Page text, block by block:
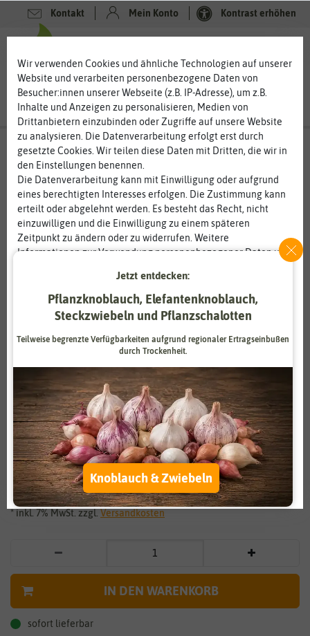
Kontakt Mein Konto Kontrast erhöhen
Vergrößern durch berühren
BIO Kopfsalat Attraktion
2,99 €
*
* inkl. 7% MwSt. zzgl.Versandkosten
IN DEN WARENKORB
sofort lieferbar
Wir verwenden Cookies und ähnliche Technologien auf unserer
Website und verarbeiten personenbezogene Daten von
Besucher:innen unserer Webseite (z.B. IP-Adresse), um z.B.
Inhalte und Anzeigen zu personalisieren, Medien von
Drittanbietern einzubinden oder Zugriffe auf unsere Website
zu analysieren. Die Datenverarbeitung erfolgt erst durch
gesetzte Cookies. Wir teilen diese Daten mit Dritten, die wir in
den Einstellungen benennen.
Die Datenverarbeitung kann mit Einwilligung oder aufgrund
eines berechtigten Interesses erfolgen. Die Zustimmung kann
erteilt oder abgelehnt werden. Es besteht das Recht, nicht
einzuwilligen und die Einwilligung zu einem späteren
Zeitpunkt zu ändern oder zu widerrufen. Weitere
Informationen zur Verwendung personenbezogener Daten und
Essenziell Statistik
Funktional
Weitere Einstellungen
Alle akzeptieren
Alle ablehnen
Auswahl akzeptieren
Jetzt entdecken:
Pflanzknoblauch, Elefantenknoblauch,
Steckzwiebeln und Pflanzschalotten
Teilweise begrenzte Verfügbarkeiten aufgrund regionaler Ertragseinbußen
durch Trockenheit.
Knoblauch & Zwiebeln